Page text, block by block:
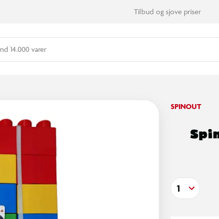
Tilbud og sjove priser
14.000 varer
SPINOUT
1